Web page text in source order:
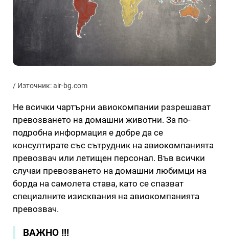
/ Източник: air-bg.com
Не всички чартърни авиокомпании разрешават
превозването на домашни животни. За по-
подробна информация е добре да се
консултирате със сътрудник на авиокомпанията
превозвач или летищен персонал. Във всички
случаи превозването на домашни любимци на
борда на самолета става, като се спазват
специалните изисквания на авиокомпанията
превозвач.
ВАЖНО !!!